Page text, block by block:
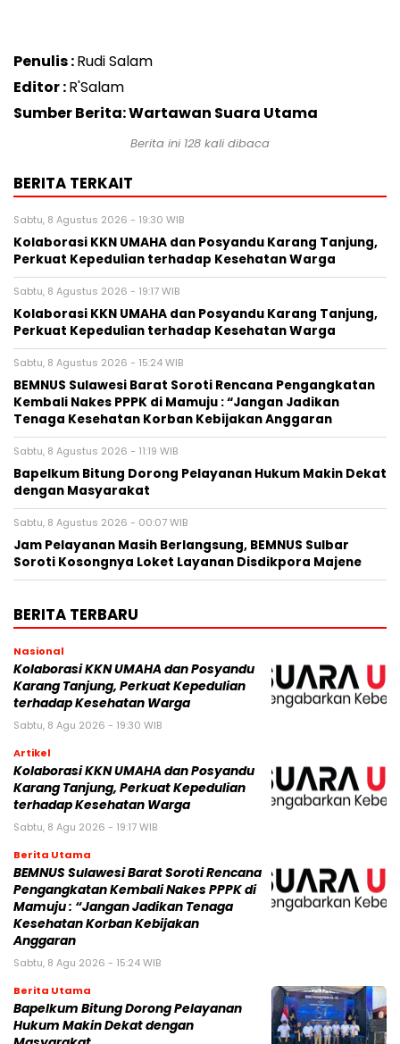
Penulis :Rudi Salam
Editor :R'Salam
Sumber Berita: Wartawan Suara Utama
Berita ini 128 kali dibaca
BERITA TERKAIT
Sabtu, 8 Agustus 2026 - 19:30 WIB
Kolaborasi KKN UMAHA dan Posyandu Karang Tanjung,
Perkuat Kepedulian terhadap Kesehatan Warga
Sabtu, 8 Agustus 2026 - 19:17 WIB
Kolaborasi KKN UMAHA dan Posyandu Karang Tanjung,
Perkuat Kepedulian terhadap Kesehatan Warga
Sabtu, 8 Agustus 2026 - 15:24 WIB
BEMNUS Sulawesi Barat Soroti Rencana Pengangkatan
Kembali Nakes PPPK di Mamuju : “Jangan Jadikan
Tenaga Kesehatan Korban Kebijakan Anggaran
Sabtu, 8 Agustus 2026 - 11:19 WIB
Bapelkum Bitung Dorong Pelayanan Hukum Makin Dekat
dengan Masyarakat
Sabtu, 8 Agustus 2026 - 00:07 WIB
Jam Pelayanan Masih Berlangsung, BEMNUS Sulbar
Soroti Kosongnya Loket Layanan Disdikpora Majene
BERITA TERBARU
Nasional
Kolaborasi KKN UMAHA dan Posyandu
Karang Tanjung, Perkuat Kepedulian
terhadap Kesehatan Warga
Sabtu, 8 Agu 2026 - 19:30 WIB
Artikel
Kolaborasi KKN UMAHA dan Posyandu
Karang Tanjung, Perkuat Kepedulian
terhadap Kesehatan Warga
Sabtu, 8 Agu 2026 - 19:17 WIB
Berita Utama
BEMNUS Sulawesi Barat Soroti Rencana
Pengangkatan Kembali Nakes PPPK di
Mamuju : “Jangan Jadikan Tenaga
Kesehatan Korban Kebijakan
Anggaran
Sabtu, 8 Agu 2026 - 15:24 WIB
Berita Utama
Bapelkum Bitung Dorong Pelayanan
Hukum Makin Dekat dengan